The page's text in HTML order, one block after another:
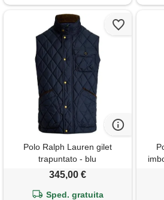
Polo Ralph Lauren gilet
trapuntato - blu
345,00 €
Sped. gratuita